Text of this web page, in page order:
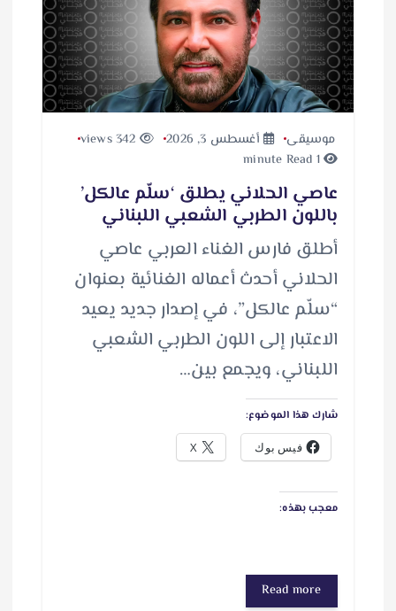
موسيقى أغسطس 3, 2026
1 minute Read
عاصي الحلاني يطلق ‘سلّم عالكل’
باللون الطربي الشعبي اللبناني
أطلق فارس الغناء العربي عاصي
الحلاني أحدث أعماله الغنائية بعنوان
“سلّم عالكل”، في إصدار جديد يعيد
الاعتبار إلى اللون الطربي الشعبي
اللبناني، ويجمع بين…
شارك هذا الموضوع:
فيس بوك X
معجب بهذه:
Read more